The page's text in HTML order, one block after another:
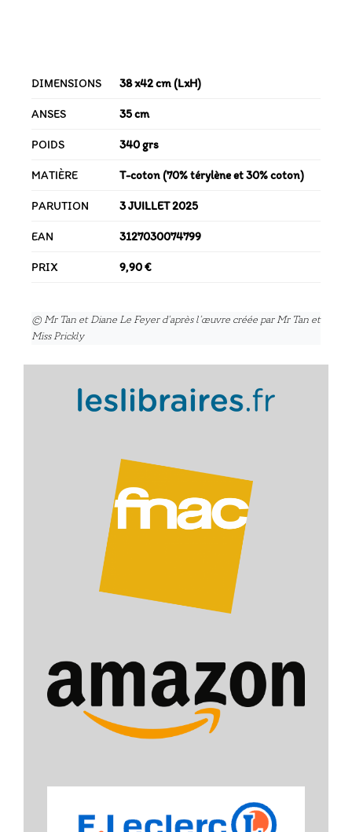
DIMENSIONS 38 x42 cm (LxH)
ANSES 35 cm
POIDS 340 grs
MATIÈRE T-coton (70% térylène et 30% coton)
PARUTION 3 JUILLET 2025
EAN 3127030074799
PRIX 9,90 €
© Mr Tan et Diane Le Feyer d’après l’œuvre créée par Mr Tan et
Miss Prickly